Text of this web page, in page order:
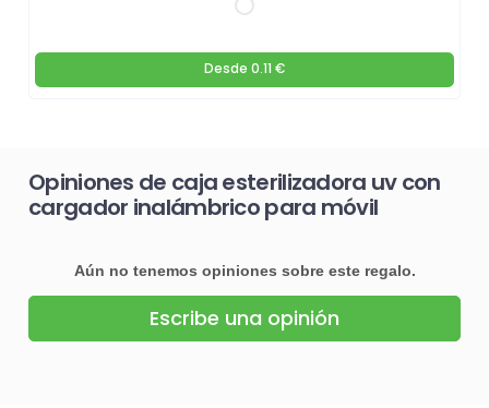
Desde 0.11 €
Opiniones de caja esterilizadora uv con
cargador inalámbrico para móvil
Aún no tenemos opiniones sobre este regalo.
Escribe una opinión